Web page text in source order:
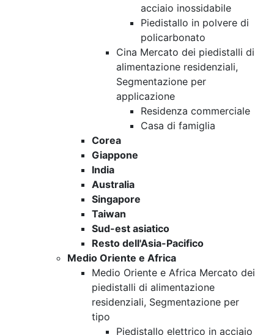
acciaio inossidabile
Piedistallo in polvere di
policarbonato
Cina Mercato dei piedistalli di
alimentazione residenziali,
Segmentazione per
applicazione
Residenza commerciale
Casa di famiglia
Corea
Giappone
India
Australia
Singapore
Taiwan
Sud-est asiatico
Resto dell'Asia-Pacifico
Medio Oriente e Africa
Medio Oriente e Africa Mercato dei
piedistalli di alimentazione
residenziali, Segmentazione per
tipo
Piedistallo elettrico in acciaio